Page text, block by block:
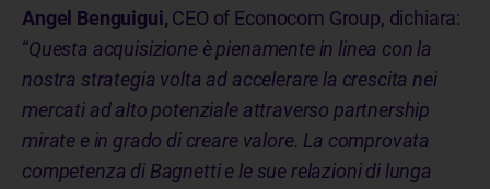
Angel Benguigui, CEO of Econocom Group, dichiara:
“Questa acquisizione è pienamente in linea con la
nostra strategia volta ad accelerare la crescita nei
mercati ad alto potenziale attraverso partnership
mirate e in grado di creare valore. La comprovata
competenza di Bagnetti e le sue relazioni di lunga